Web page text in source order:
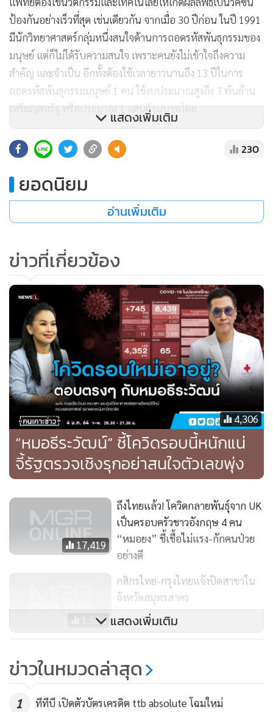
ป้องกันอย่างเร็วที่สุด เช่นเดียวกัน จากเมื่อ 30 ปีก่อน ในปี 1991
มีนักวิทยาศาสตร์กลุ่มหนึ่งสนใจด้านการถอดรหัสพันธุกรรมของ
มนุษย์ แต่ก็ไม่ได้รับความสนใจ เพราะคนยังไม่เข้าใจถึงความ
สำคัญ และจำเป็น อีกทั้งต้องใช้เวลายาวนานถึง 13 ปีในการ
ถอดรหัสพันธุกรรมมนุษย์ 1 คน ใช้งบประมาณสูงถึง 3 พันล้าน
เหรียญสหรัฐ หรือประมาณ 1 แสนล้านบาทไทย
อย่างไรก็ตาม องค์ความรู้ด้านการถอดรหัสพันธุกรรมนี้ก่อให้เกิด
2 สิ่งใหม่ คือ 1.ปัจจัยสำคัญที่ก่อให้เกิดโรคและความเจ็บป่วย
ต่างๆ จากรหัสพันธุกรรมของมนุษย์ 2.เทคโนโลยีที่ใช้ในการ
ถอดรหัสพันธุกรรมทำได้รวดเร็วมากขึ้น และราคาถูกลงอย่าง
มหาศาล ปัญหาใหญ่ของคนที่ป่วยเป็นโรคร้ายแรงคือใช้วิธีการ
แตกต่างกันไป แต่ในปัจจุบันมีองค์ประกอบที่จะช่วยให้การรักษา
เป็นไปได้อย่างมีประสิทธิภาพกับผู้ป่วยทุกคน นั่นก็คือ การ
แพทย์แม่นยำที่นำองค์ความรู้ด้านการถอดรหัสพันธุกรรมมาใช้
ในการรักษาโรค เพื่อที่จะได้รู้ว่าความผิดปกติเกิดขึ้นจากตรงไหน
ควรใช้วิธีการรักษาอย่างไร เพื่อให้ผลการรักษาได้ผลดีที่สุด
เพราะการแพทย์แม่นยำ มองว่าสาเหตุความเจ็บป่วย ความผิด
ปกติของร่างกายแต่ละคนแตกต่างกัน รวมไปถึงสามารถนำมาใช้
ตรวจหาความเสี่ยงเพื่อป้องกันก่อนเกิดโรค เป็นต้น
"และที่คนทั่วโลกกำลังต้องตารอและเป็นกังวลก็คือ วัคซีนป้องกัน
โรคโควิด-19 ซึ่งถือว่าเป็นครั้งในแรกในวงการการแพทย์ที่ดึงเอา
นวัตกรรม องค์ความรู้ทั้งหมดของโลกนี้นำมาทำงานร่วมกัน เห็น
การพัฒนาที่เร็วที่สุดในประวัติศาสตร์ ใช้เวลาเพียง 8 เดือนใน
การพัฒนาวัคซีน มีคนได้ฉีดวัคซีนเข็มแรกเรียบร้อยแล้ว มีวัคซีน
ที่อยู่ในกระบวนการทั้งหมด 140 ตัว และได้รับการอนุมัติแล้ว
จาก 2 บริษัท คือ Moderna และ Pfizer ซึ่งกำลังจะตามอีก 4-5
บริษัท โดยมีกำลังการผลิตในปี 2564 จาก 6 บริษัทนี้ สูงถึง 8 พัน
ล้านโดส ครอบคลุมคนกว่า 50% ทั่วโลก สามารถหยุดการแพร่
ทำให้สามารถใช้ชีวิตกันได้อย่างปกติ"
แสดงเพิ่มเติม
230
ยอดนิยม
อ่านเพิ่มเติม
ข่าวที่เกี่ยวข้อง
4,306
“หมอธีระวัฒน์” ชี้โควิดรอบนี้หนักแน่
จี้รัฐตรวจเชิงรุกอย่าสนใจตัวเลขพุ่ง
17,419
ถึงไทยแล้ว! โควิดกลายพันธุ์จาก UK
เป็นครอบครัวชาวอังกฤษ 4 คน
“หมอยง” ชี้เชื้อไม่แรง-กักคนป่วย
อย่างดี
1,584
กสิกรไทย-กรุงไทยแจ้งปิดสาขาใน
จังหวัดสมุทรสาคร
196
ตรวจหาภูมิต้านทานต่อเชื้อซาร์ส-
โควี-ทู ไปใช้ในระยะทดลองของการ
ฉีดวัคซีนต้านโรคโควิด-19
แสดงเพิ่มเติม
ข่าวในหมวดล่าสุด
1 ทีทีบี เปิดตัวบัตรเครดิต ttb absolute โฉมใหม่